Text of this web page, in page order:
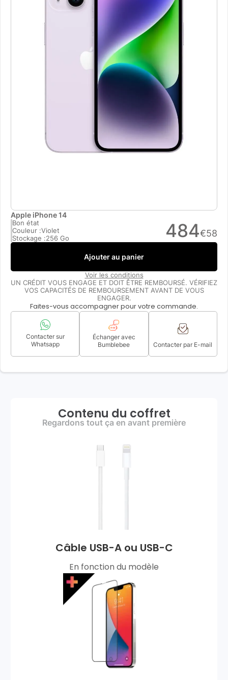
Apple iPhone 14
Bon état
Couleur :Violet
Stockage :256 Go 484€58
Ajouter au panier
Voir les conditions
UN CRÉDIT VOUS ENGAGE ET DOIT ÊTRE REMBOURSÉ. VÉRIFIEZ
VOS CAPACITÉS DE REMBOURSEMENT AVANT DE VOUS
ENGAGER.
Faites-vous accompagner pour votre commande.
Contacter sur
Whatsapp
Échanger avec
Bumblebee
Contacter par E-mail
Contenu du coffret
Regardons tout ça en avant première
Câble USB-A ou USB-C
En fonction du modèle